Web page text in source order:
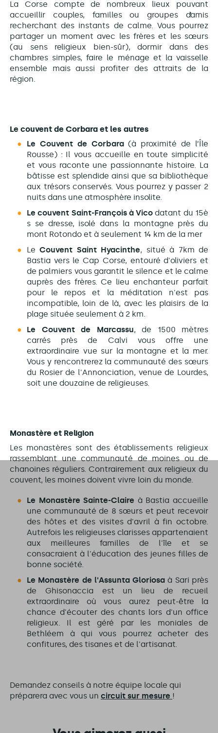
La Corse compte de nombreux lieux pouvant
accueillir couples, familles ou groupes d’amis
recherchant des instants de calme. Vous pourrez
partager un moment avec les frères et les sœurs
(au sens religieux bien-sûr), dormir dans des
chambres simples, faire le ménage et la vaisselle
ensemble mais aussi profiter des attraits de la
région.
Le couvent de Corbara et les autres
Le Couvent de Corbara(à proximité de l’Île
Rousse) : Il vous accueille en toute simplicité
et vous raconte une passionnante histoire. La
bâtisse est splendide ainsi que sa bibliothèque
aux trésors conservés. Vous pourrez y passer 2
nuits dans une atmosphère insolite.
Le couvent Saint-François àVico datant du 15è
s se dresse, isolé dans la montagne près du
mont Rotondo et à seulement 14 km de la mer
LeCouvent Saint Hyacinthe, situé à 7km de
Bastia vers le Cap Corse, entouré d'oliviers et
de palmiers vous garantit le silence et le calme
auprès des frères. Ce lieu enchanteur parfait
pour le repos et la méditation n'est pas
incompatible, loin de là, avec les plaisirs de la
plage située seulement à 2 km.
Le Couvent de Marcassu, de 1500 mètres
carrés prèsde Calvi vous offre une
extraordinaire vue sur la montagne et la mer.
Vous y rencontrerez la communauté des sœurs
du Rosier de l'Annonciation, venue de Lourdes,
soit une douzaine de religieuses.
Monastère et Religion
Les monastères sont des établissements religieux
rassemblant une communauté de moines ou de
chanoines réguliers. Contrairement aux religieux du
couvent, les moines doivent vivre loin du monde.
Le Monastère Sainte-Claire à Bastia accueille
une communauté de 8 sœurs et peut recevoir
des hôtes et des visites d'avril à fin octobre.
Autrefois les religieuses clarisses appartenaient
aux meilleures familles de l'île et se
consacraient à l'éducation des jeunes filles de
bonne société.
Le Monastère de l'Assunta Gloriosa à Sari près
de Ghisonaccia est un lieu de recueil
extraordinaire où vous aurez peut-être la
chance d'écouter des chants lors d'un office
religieux. Il est géré par les moniales de
Bethléem à qui vous pourrez acheter des
confitures, des tisanes et de l'artisanat.
Demandez conseils à notre équipe locale qui
préparera avec vous un circuit sur mesure !